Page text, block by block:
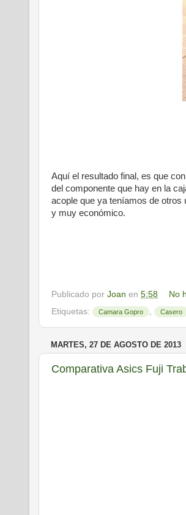
Aquí el resultado final, es que
del componente que hay en la
acople que ya teníamos de otros
y muy económico.
Publicado por Joan en 5:58
No
Etiquetas:
Camara Gopro Casero
MARTES, 27 DE AGOSTO DE 2013
Comparativa Asics Fuji